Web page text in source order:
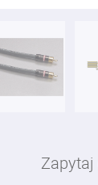
Zapytaj